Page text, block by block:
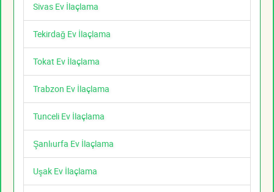
Sivas Ev İlaçlama
Tekirdağ Ev İlaçlama
Tokat Ev İlaçlama
Trabzon Ev İlaçlama
Tunceli Ev İlaçlama
Şanlıurfa Ev İlaçlama
Uşak Ev İlaçlama